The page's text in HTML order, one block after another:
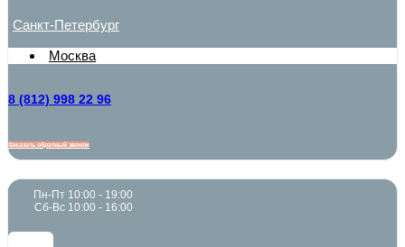
Санкт-Петербург
Москва
8 (812) 998 22 96
Заказать обратный звонок
Пн-Пт 10:00 - 19:00
Сб-Вс 10:00 - 16:00